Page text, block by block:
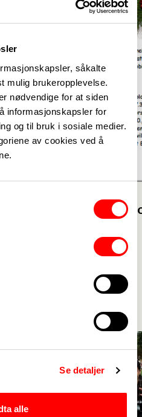
såkalte
mulig brukeropplevelse.
nødvendige for at siden
informasjonskapsler for
og til bruk i sosiale medier.
av cookies ved å
Se detaljer
alle
15. desember
Julehilsen